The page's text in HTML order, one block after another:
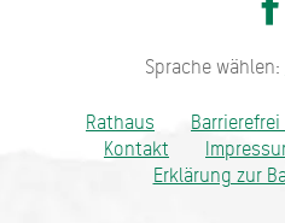
Sprache wählen:
Rathaus
Kontakt
Erklärung zur